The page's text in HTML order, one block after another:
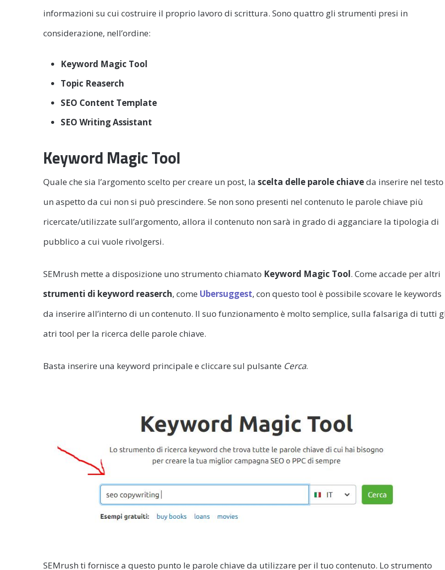
informazioni su cui costruire il proprio lavoro di scrittura. Sono quattro gli strumenti presi in
considerazione, nell’ordine:
Keyword Magic Tool
Topic Reaserch
SEO Content Template
SEO Writing Assistant
Keyword Magic Tool
Quale che sia l’argomento scelto per creare un post, la scelta delle parole chiaveda inserire nel testo
un aspetto da cui non si può prescindere. Se non sono presenti nel contenuto le parole chiave più
ricercate/utilizzate sull’argomento, allora il contenuto non sarà in grado di agganciare la tipologia di
pubblico a cui vuole rivolgersi.
SEMrush mette a disposizione uno strumento chiamato Keyword Magic Tool. Come accade per altri
strumenti di keyword reaserch, come Ubersuggest, con questo tool è possibile scovare le keywords
da inserire all’interno di un contenuto. Il suo funzionamento è molto semplice, sulla falsariga di tutti
atri tool per la ricerca delle parole chiave.
Basta inserire una keyword principale e cliccare sul pulsante Cerca.
SEMrush ti fornisce a questo punto le parole chiave da utilizzare per il tuo contenuto. Lo strumento